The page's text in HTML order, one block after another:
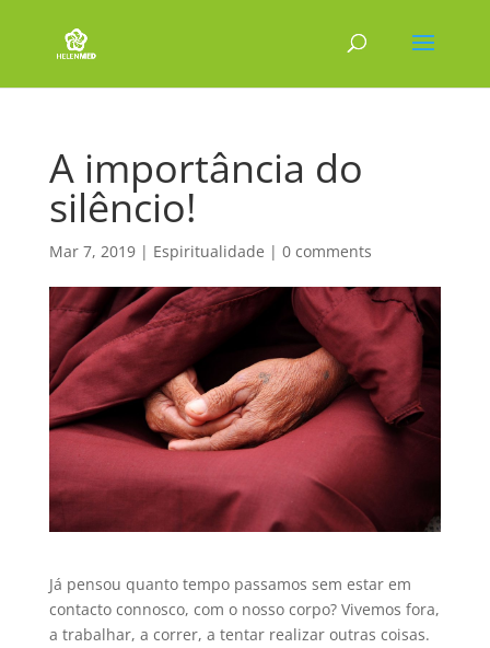
A importância do
silêncio!
Mar 7, 2019| Espiritualidade | 0 comments
Já pensou quanto tempo passamos sem estar em
contacto connosco, com o nosso corpo? Vivemos fora,
a trabalhar, a correr, a tentar realizar outras coisas.